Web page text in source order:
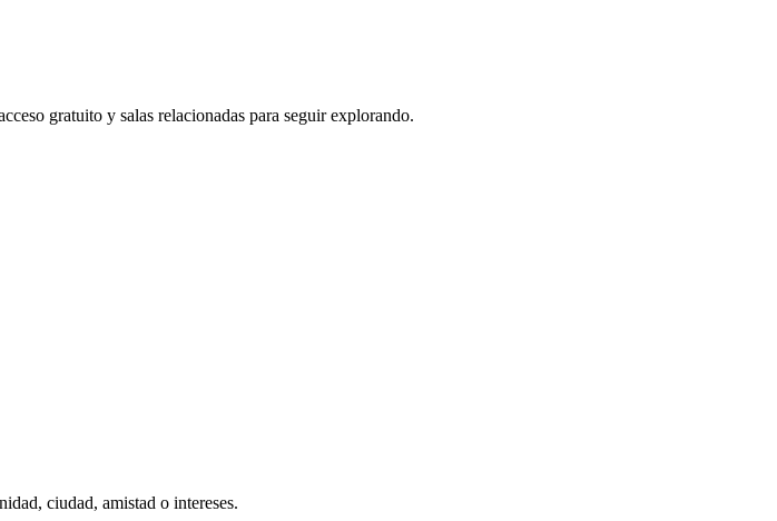
gratuito y salas relacionadas para seguir explorando.
ciudad, amistad o intereses.